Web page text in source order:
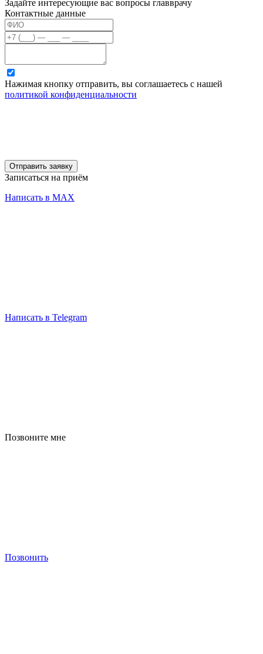
Задайте интересующие вас вопросы главврачу
Контактные данные
Нажимая кнопку отправить, вы соглашаетесь с нашей
политикой конфиденциальности
Отправить заявку
Записаться на приём
Написать в MAX
Написать в Telegram
Позвоните мне
Позвонить